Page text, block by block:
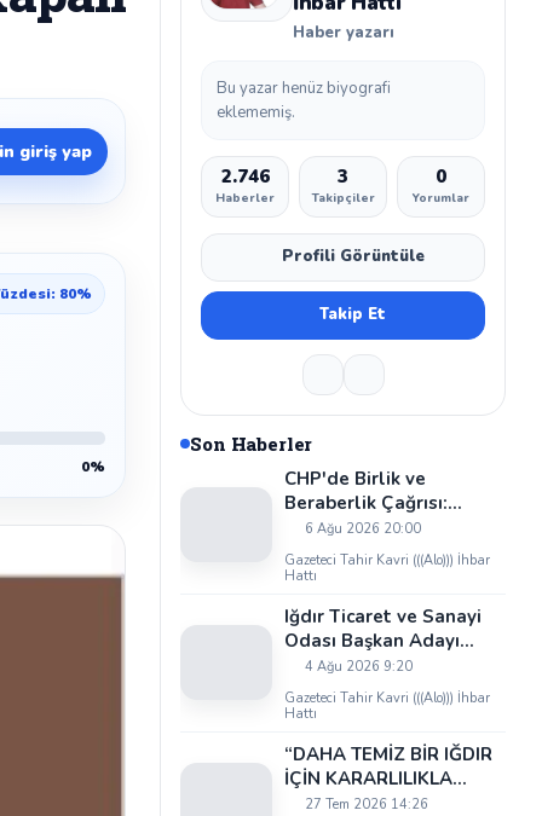
giriş yap
80%
0%
Haber yazarı
Bu yazar henüz biyografi
eklememiş.
2.746
Haberler
3
Takipçiler
0
Yorumlar
Profili Görüntüle
Takip Et
Son Haberler
CHP'de Birlik ve
Beraberlik Çağrısı:
Cevzet Kaya'dan Dikkat
Çeken Mesaj
6 Ağu 2026 20:00
Gazeteci Tahir Kavri (((Alo))) İhbar
Hattı
Iğdır Ticaret ve Sanayi
Odası Başkan Adayı
Uğur Artantaş'tan
Ticaret Odası'na Sert
Eleştiri: "Nakliyeci
4 Ağu 2026 9:20
Gazeteci Tahir Kavri (((Alo))) İhbar
Hattı
“DAHA TEMİZ BİR IĞDIR
İÇİN KARARLILIKLA
ÇALIŞIYORUZ”
27 Tem 2026 14:26